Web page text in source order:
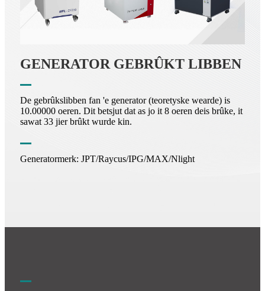
GENERATOR GEBRÛKT LIBBEN
De gebrûkslibben fan 'e generator (teoretyske wearde) is
10.00000 oeren. Dit betsjut dat as jo it 8 oeren deis brûke, it
sawat 33 jier brûkt wurde kin.
Generatormerk: JPT/Raycus/IPG/MAX/Nlight